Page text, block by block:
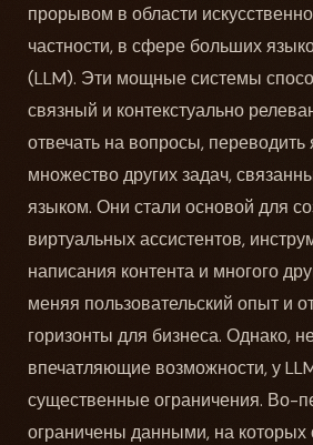
прорывом в области
частности, в сфере больших
(LLM). Эти мощные системы
связный и контекстуально
отвечать на вопросы,
множество других задач,
языком. Они стали основой для
виртуальных ассистентов,
написания контента и многого
меняя пользовательский опыт и
горизонты для бизнеса. Однако,
впечатляющие возможности, у
существенные ограничения. Во-
ограничены данными, на